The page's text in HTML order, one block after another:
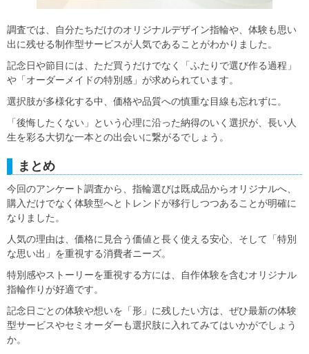
調査では、自分たちだけのオリジナルデザイン指輪や、体験も思い
出に残せる制作型サービスが人気であることがわかりました。
記念日や節目には、ただ買うだけでなく「ふたりで選び作る過程」
や「オーダーメイドの特別感」が求められています。
選択肢が多様化する中、価格や品質への慎重な目線も忘れずに。
「後悔したくない」という心理に沿った納得のいく選択が、長い人
生を彩る大切な一本との出会いに繋がるでしょう。
まとめ
今回のアンケート調査から、指輪選びは既成品からオリジナルへ、
購入だけでなく体験型へとトレンドが移行しつつあることが明確に
なりました。
人気の理由は、価格に見合う価値と長く使える安心、そして「特別
な思い出」を重視する消費者ニーズ。
特別感やストーリーを重視する方には、自作体験を含むオリジナル
指輪作りが好適です。
記念日ごとの体験や想いを「形」に残したい方は、ぜひ最新の体験
型サービスやセミオーダーも選択肢に入れてみてはいかがでしょう
か。